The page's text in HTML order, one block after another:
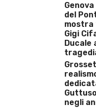
del
Gigi
Ducale
negli